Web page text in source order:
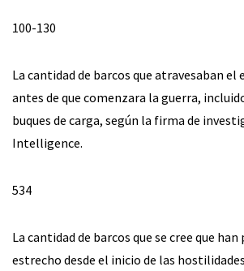
100-130
La cantidad de barcos que atravesaban el
antes de que comenzara la guerra,
buques de carga, según la firma de
Intelligence.
534
La cantidad de barcos que se cree que
estrecho desde el inicio de las